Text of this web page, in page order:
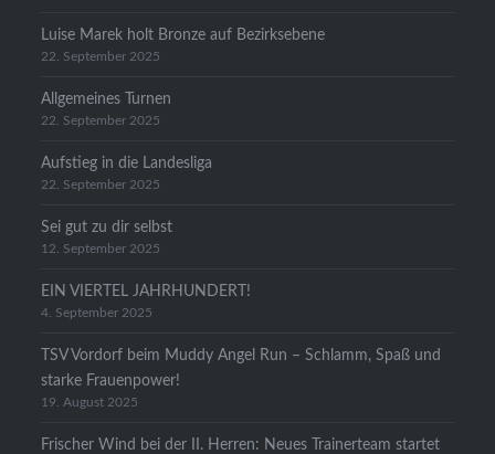
Luise Marek holt Bronze auf Bezirksebene
22. September 2025
Allgemeines Turnen
22. September 2025
Aufstieg in die Landesliga
22. September 2025
Sei gut zu dir selbst
12. September 2025
EIN VIERTEL JAHRHUNDERT!
4. September 2025
TSV Vordorf beim Muddy Angel Run – Schlamm, Spaß und
starke Frauenpower!
19. August 2025
Frischer Wind bei der II. Herren: Neues Trainerteam startet